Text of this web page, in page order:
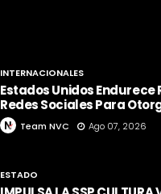
INTERNACIONALES
Estados Unidos Endurece
Redes Sociales Para
Team NVC Ago 07, 2026
ESTADO